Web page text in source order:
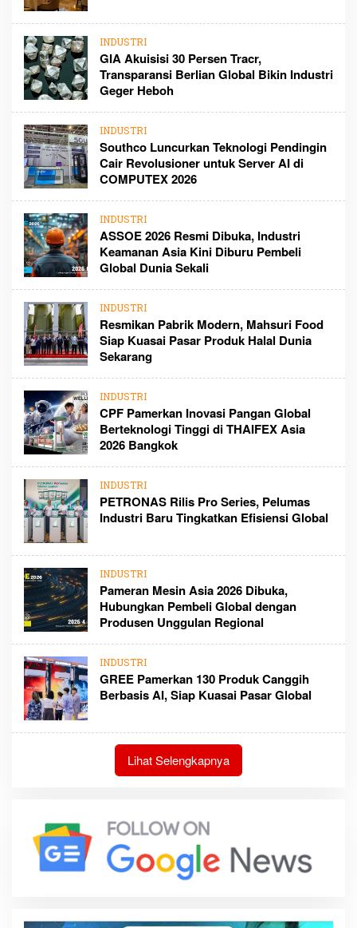
INDUSTRI
GIA Akuisisi 30 Persen Tracr,
Transparansi Berlian Global Bikin Industri
Geger Heboh
INDUSTRI
Southco Luncurkan Teknologi Pendingin
Cair Revolusioner untuk Server AI di
COMPUTEX 2026
INDUSTRI
ASSOE 2026 Resmi Dibuka, Industri
Keamanan Asia Kini Diburu Pembeli
Global Dunia Sekali
INDUSTRI
Resmikan Pabrik Modern, Mahsuri Food
Siap Kuasai Pasar Produk Halal Dunia
Sekarang
INDUSTRI
CPF Pamerkan Inovasi Pangan Global
Berteknologi Tinggi di THAIFEX Asia
2026 Bangkok
INDUSTRI
PETRONAS Rilis Pro Series, Pelumas
Industri Baru Tingkatkan Efisiensi Global
INDUSTRI
Pameran Mesin Asia 2026 Dibuka,
Hubungkan Pembeli Global dengan
Produsen Unggulan Regional
INDUSTRI
GREE Pamerkan 130 Produk Canggih
Berbasis AI, Siap Kuasai Pasar Global
Lihat Selengkapnya